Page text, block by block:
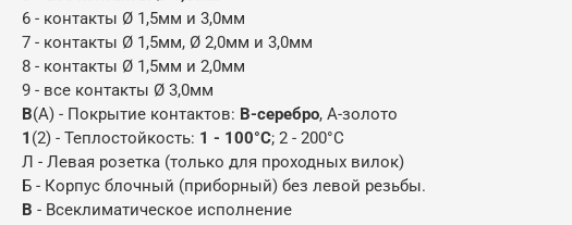
6 - контакты Ø 1,5мм и 3,0мм
7 - контакты Ø 1,5мм, Ø 2,0мм и 3,0мм
8 - контакты Ø 1,5мм и 2,0мм
9 - все контакты Ø 3,0мм
В(А) - Покрытие контактов: В-серебро, А-золото
1 (2) - Теплостойкость: 1 - 100°С; 2 - 200°С
Л - Левая розетка (только для проходных вилок)
Б - Корпус блочный (приборный) без левой резьбы.
В - Всеклиматическое исполнение